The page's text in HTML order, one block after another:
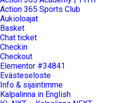
Action 365 Sports Club
Aukioloajat
Basket
Chat ticket
Checkin
Checkout
Elementor #34841
Evästeseloste
Info & sijaintimme
Kalpalinna in English